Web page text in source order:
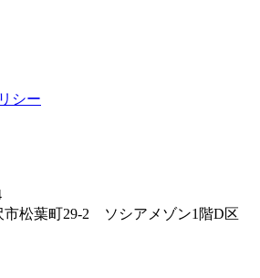
シー
市松葉町29-2 ソシアメゾン1階D区